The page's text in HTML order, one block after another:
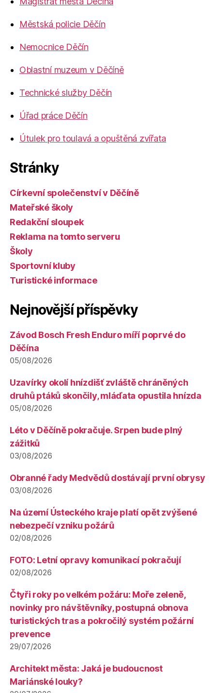
Městská policie Děčín
Nemocnice Děčín
Oblastní muzeum v Děčíně
Technické služby Děčín
Úřad práce Děčín
Útulek pro toulavá a opuštěná zvířata
Stránky
Církevní společenství v Děčíně
Mateřské školy
Redakční sloupek
Reklama na tomto serveru
Školy
Sportovní kluby
Turistické informace
Nejnovější příspěvky
Závod Bosch Fresh Enduro míří poprvé do
Děčína
05/08/2026
Uzavírky okolí hnízdišť zvláště chráněných
druhů ptáků skončily, mláďata opustila hnízda
05/08/2026
Léto v Děčíně pokračuje. Srpen bude plný
zážitků
03/08/2026
Obranné řady Medvědů dostávají první obrysy
03/08/2026
Na území Ústeckého kraje platí opět zvýšené
nebezpečí vzniku požárů
02/08/2026
FOTO: Letní opravy komunikací pokračují
02/08/2026
Čtyři roky po velkém požáru: Moře zeleně,
novinky pro návštěvníky, postupná obnova
turistických tras a pokročilý systém požární
prevence
29/07/2026
Architekt města: Jaká je budoucnost
Mariánské louky?